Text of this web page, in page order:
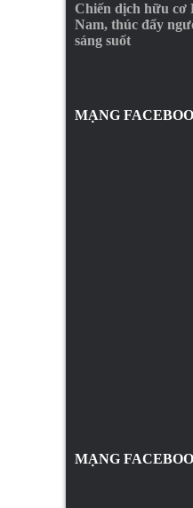
Chiến dịch hữu cơ
Nam, thúc đẩy
sáng suốt
MẠNG
MẠNG